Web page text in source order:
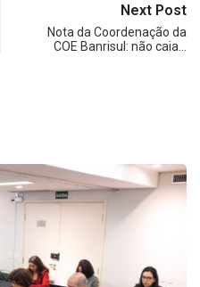
Next Post
Nota da Coordenação da
COE Banrisul: não caia…